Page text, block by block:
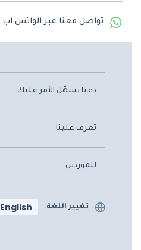
تواصل معنا عبر الواتس اب
دعنا نسهّل الأمر عليك
تعرف علينا
للموردين
تغيير اللغة English